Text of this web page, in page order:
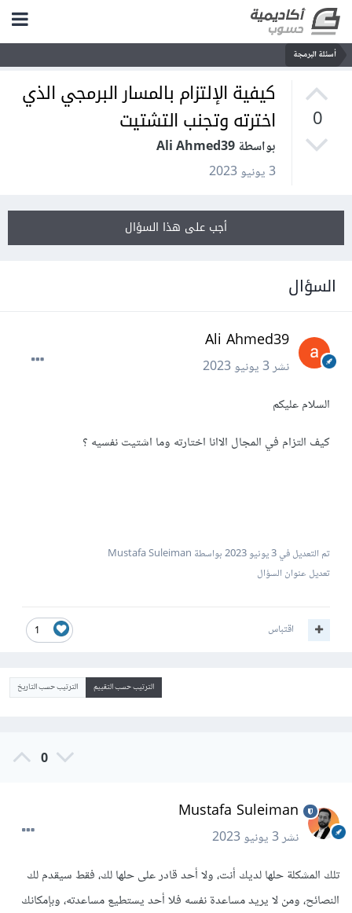
أسئلة البرمجة
0
كيفية الإلتزام بالمسار البرمجي الذي
اخترته وتجنب التشتيت
بواسطة Ali Ahmed39
3 يونيو 2023
أجب على هذا السؤال
السؤال
Ali Ahmed39
نشر3 يونيو 2023
السلام عليكم
كيف التزام في المجال الاانا اختارته وما اشتيت نفسيه ؟
تم التعديل في3 يونيو 2023
بواسطة Mustafa Suleiman
تعديل عنوان السؤال
1 اقتباس
الترتيب حسب التقييم الترتيب حسب التاريخ
0
Mustafa Suleiman
نشر3 يونيو 2023
تلك المشكلة حلها لديك أنت، ولا أحد قادر على حلها لك، فقط سيقدم لك
النصائح، ومن لا يريد مساعدة نفسه فلا أحد يستطيع مساعدته، وبإمكانك